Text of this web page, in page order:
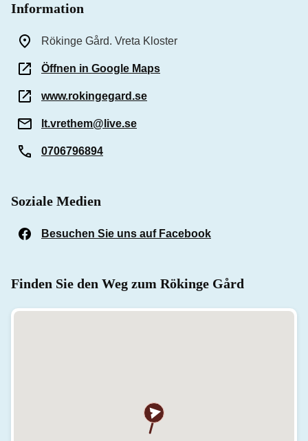
Information
Rökinge Gård. Vreta Kloster
Öffnen in Google Maps
www.rokingegard.se
lt.vrethem@live.se
0706796894
Soziale Medien
Besuchen Sie uns auf Facebook
Finden Sie den Weg zum Rökinge Gård